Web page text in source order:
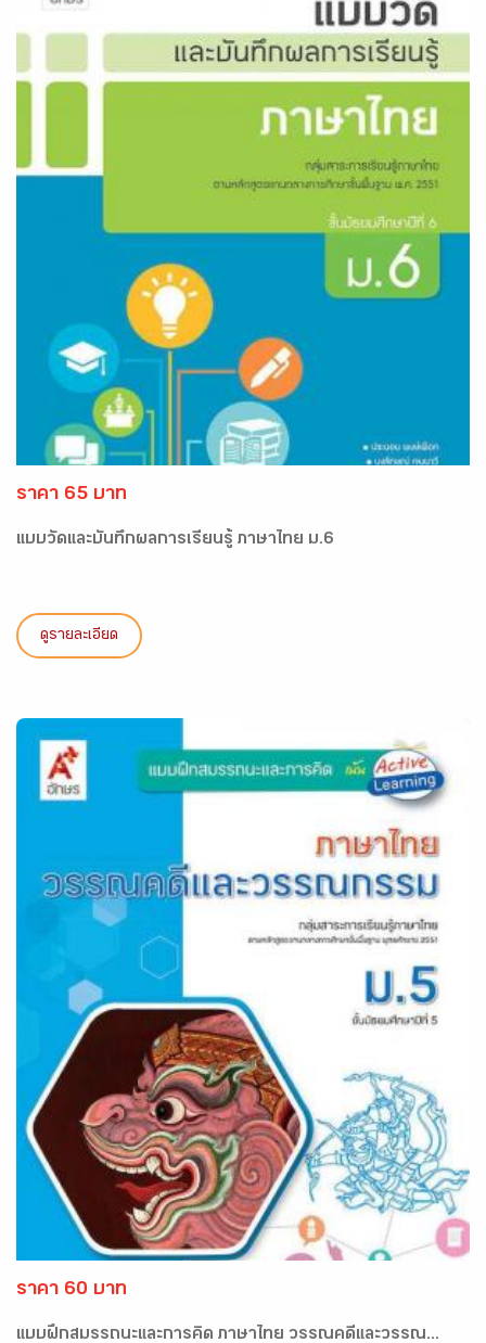
ราคา 65 บาท
แบบวัดและบันทึกผลการเรียนรู้ ภาษาไทย ม.6
ดูรายละเอียด
ราคา 60 บาท
แบบฝึกสมรรถนะและการคิด ภาษาไทย วรรณคดีและวรรณ...